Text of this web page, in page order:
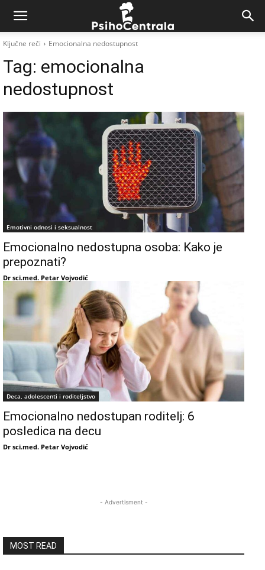
Ključne reči Emocionalna nedostupnost
Tag: emocionalna
nedostupnost
Emotivni odnosi i seksualnost
Emocionalno nedostupna osoba: Kako je
prepoznati?
Dr sci.med. Petar Vojvodić
Deca, adolescenti i roditeljstvo
Emocionalno nedostupan roditelj: 6
posledica na decu
Dr sci.med. Petar Vojvodić
- Advertisment -
MOST READ